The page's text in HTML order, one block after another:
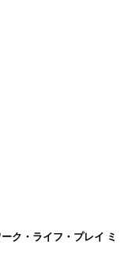
ク・ライフ・プレイ ミ